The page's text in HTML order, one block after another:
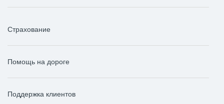
Страхование
Помощь на дороге
Поддержка клиентов